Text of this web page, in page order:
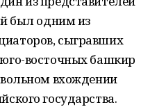
был одним из
сыгравших
восточных башкир
вхождении
государства.